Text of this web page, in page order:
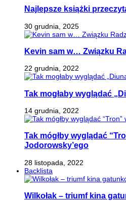
Najlepsze książki
30 grudnia, 2025
Kevin sam w… Związku
22 grudnia, 2022
Tak mogłaby wyglądać
14 grudnia, 2022
Tak mógłby wyglądać
Jodorowsky’ego
28 listopada, 2022
Backlista
Wilkołak – triumf kina